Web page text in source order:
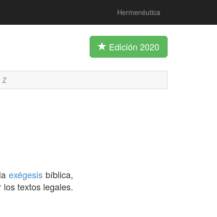
Hermenéutica
Edición 2020
Z
exégesis bíblica,
textos legales.